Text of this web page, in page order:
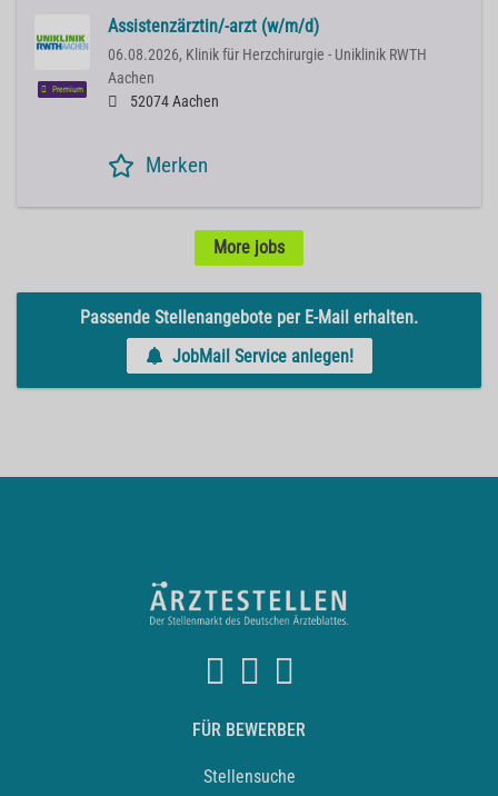
Premium
Assistenzärztin/-arzt (w/m/d)
06.08.2026, Klinik für Herzchirurgie - Uniklinik RWTH
Aachen
52074 Aachen
Merken
More jobs
Passende Stellenangebote per E-Mail erhalten.
JobMail Service anlegen!
FÜR BEWERBER
Stellensuche